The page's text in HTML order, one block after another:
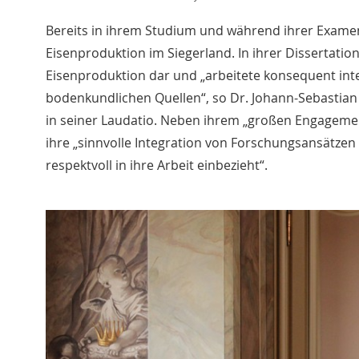
Bereits in ihrem Studium und während ihrer
Eisenproduktion im Siegerland. In ihrer
Eisenproduktion dar und „arbeitete konsequent
bodenkundlichen Quellen“, so Dr. Johann-
in seiner Laudatio. Neben ihrem „großen
ihre „sinnvolle Integration von
respektvoll in ihre Arbeit einbezieht“.